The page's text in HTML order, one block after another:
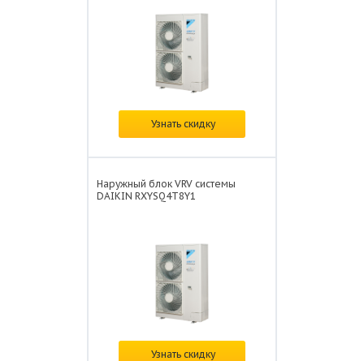
по запросу
Узнать скидку
Наружный блок VRV системы
DAIKIN RXYSQ4T8Y1
по запросу
Узнать скидку